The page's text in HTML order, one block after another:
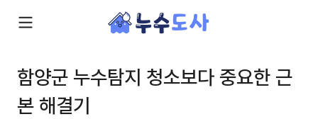
함양군 누수탐지 청소보다 중요한 근
본 해결기